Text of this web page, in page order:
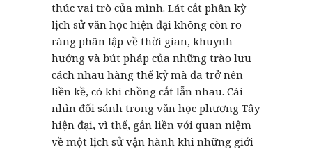
thúc vai trò của mình. Lát cắt phân kỳ
lịch sử văn học hiện đại không còn rõ
ràng phân lập về thời gian, khuynh
hướng và bút pháp của những trào lưu
cách nhau hàng thế kỷ mà đã trở nên
liền kề, có khi chồng cắt lẫn nhau. Cái
nhìn đối sánh trong văn học phương Tây
hiện đại, vì thế, gắn liền với quan niệm
về một lịch sử vận hành khi những giới